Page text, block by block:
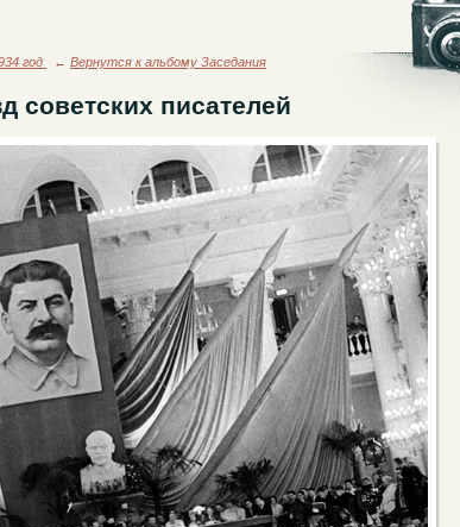
год ← Вернутся к альбому Заседания
советских писателей